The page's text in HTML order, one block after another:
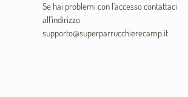
Se hai problemi con l’accesso contattaci
all’indirizzo
supporto@superparrucchierecamp.it